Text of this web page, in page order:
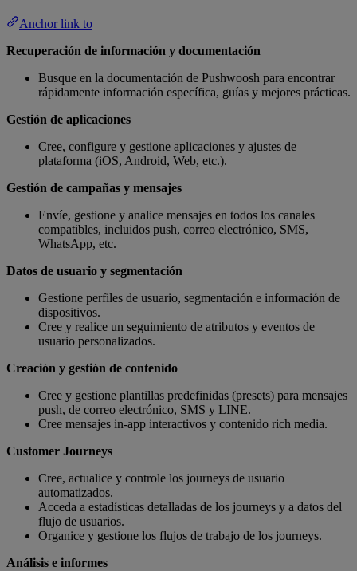
Anchor link to
Recuperación de información y documentación
Busque en la documentación de Pushwoosh para encontrar
rápidamente información específica, guías y mejores prácticas.
Gestión de aplicaciones
Cree, configure y gestione aplicaciones y ajustes de
plataforma (iOS, Android, Web, etc.).
Gestión de campañas y mensajes
Envíe, gestione y analice mensajes en todos los canales
compatibles, incluidos push, correo electrónico, SMS,
WhatsApp, etc.
Datos de usuario y segmentación
Gestione perfiles de usuario, segmentación e información de
dispositivos.
Cree y realice un seguimiento de atributos y eventos de
usuario personalizados.
Creación y gestión de contenido
Cree y gestione plantillas predefinidas (presets) para mensajes
push, de correo electrónico, SMS y LINE.
Cree mensajes in-app interactivos y contenido rich media.
Customer Journeys
Cree, actualice y controle los journeys de usuario
automatizados.
Acceda a estadísticas detalladas de los journeys y a datos del
flujo de usuarios.
Organice y gestione los flujos de trabajo de los journeys.
Análisis e informes